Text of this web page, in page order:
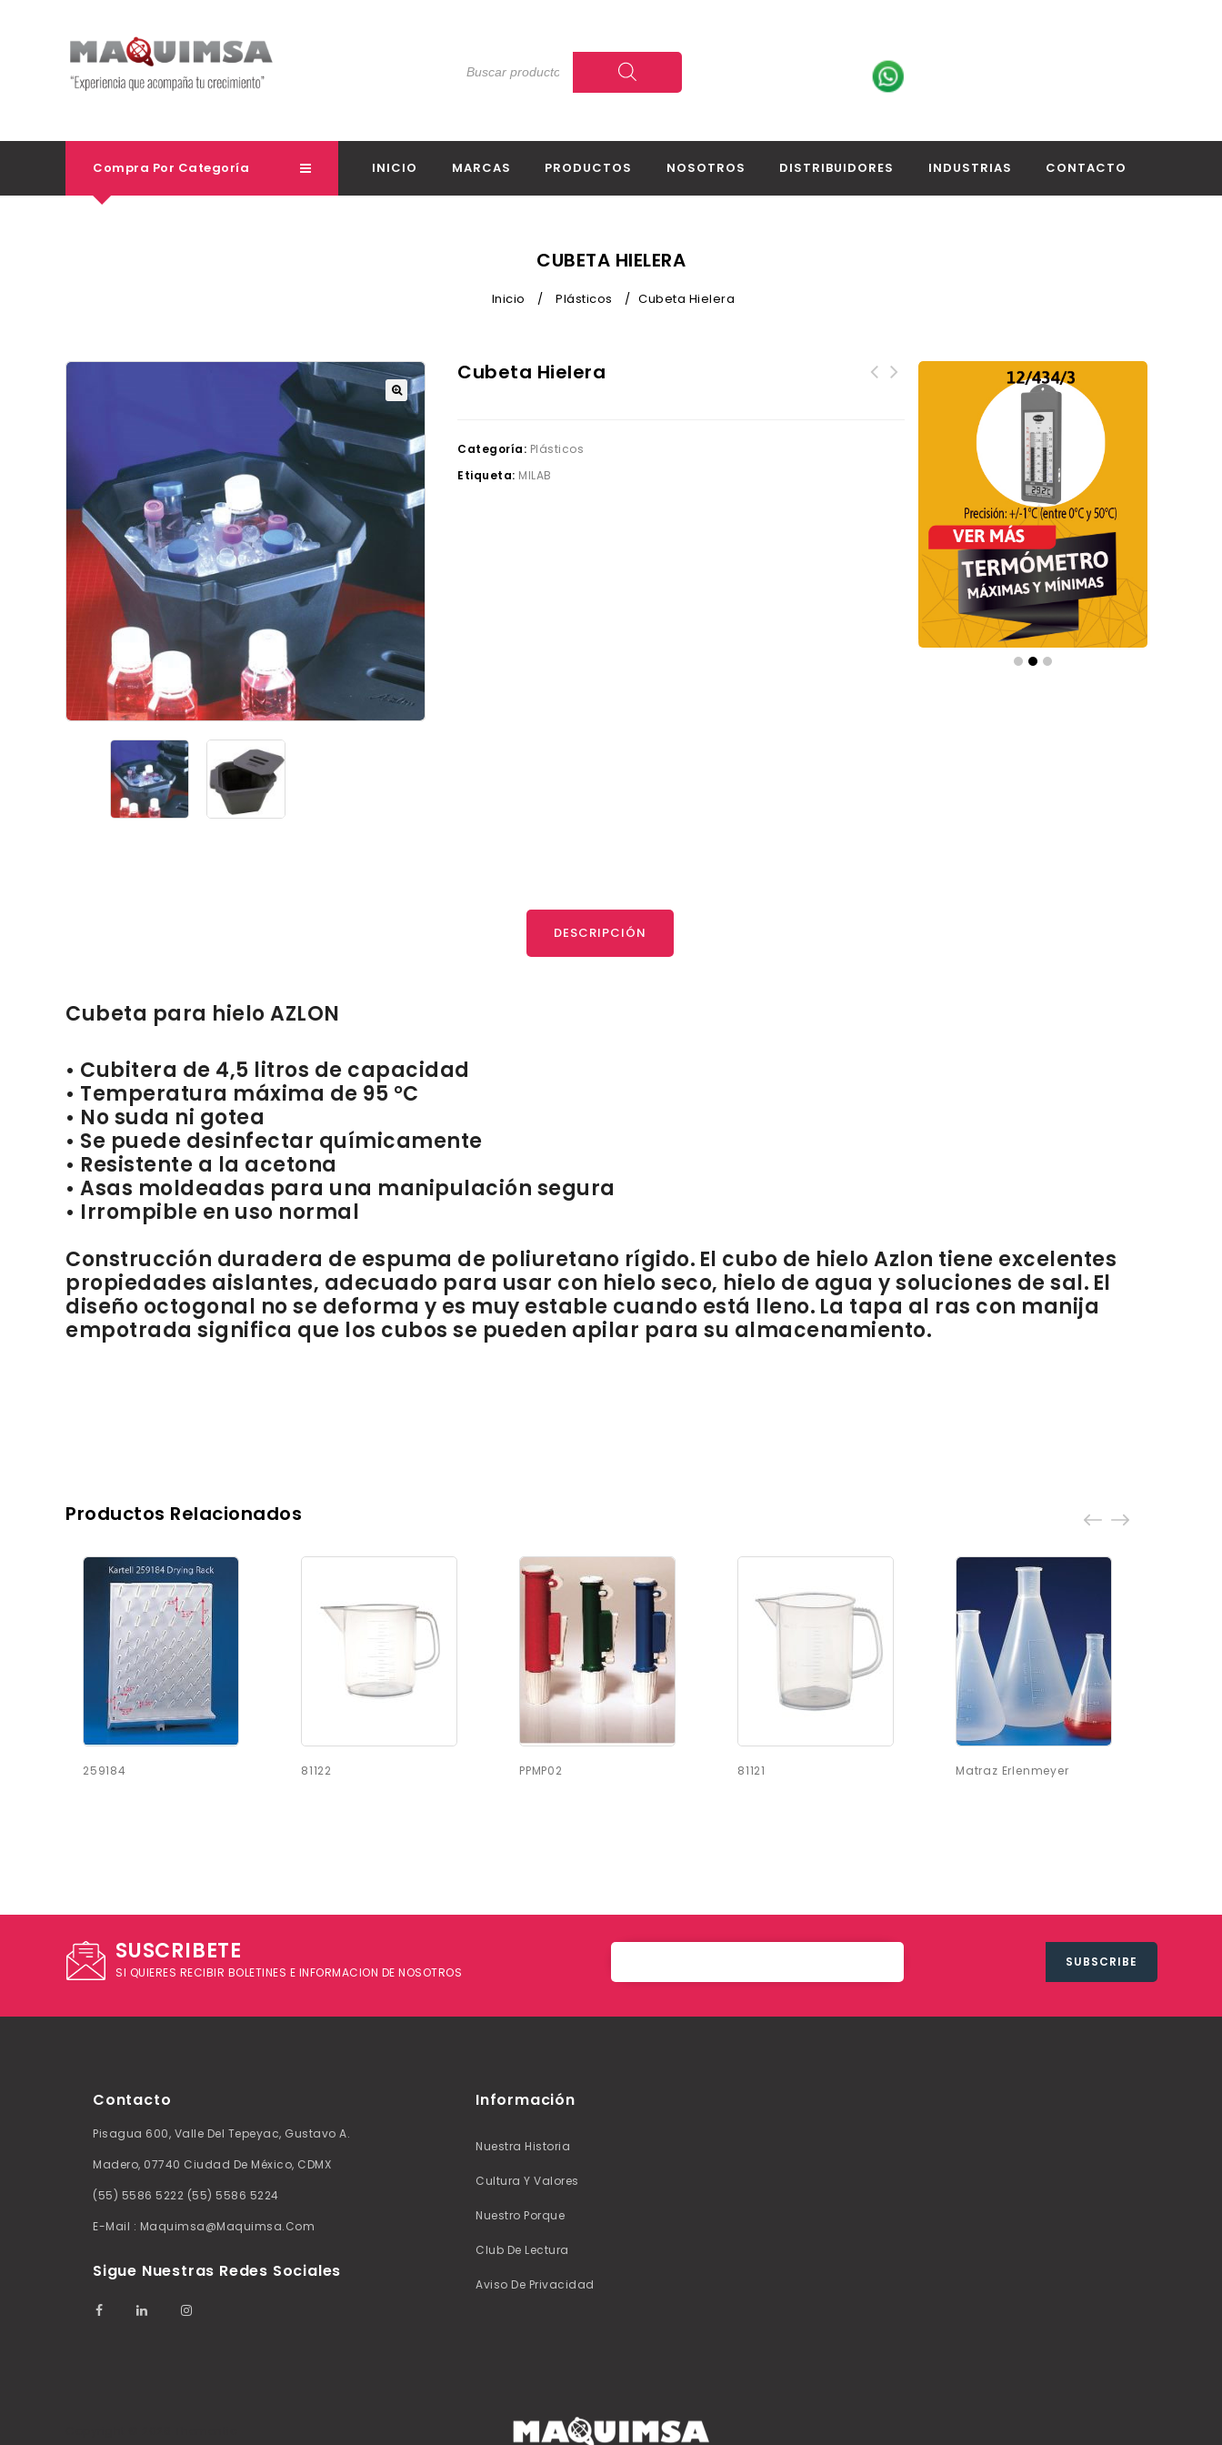
Compra Por Categoría INICIO MARCAS PRODUCTOS NOSOTROS DISTRIBUIDORES INDUSTRIAS CONTACTO
CUBETA HIELERA
Inicio / Plásticos / Cubeta Hielera
Cubeta Hielera
Categoría: Plásticos
Etiqueta: MILAB
DESCRIPCIÓN
Cubeta para hielo AZLON
• Cubitera de 4,5 litros de capacidad
• Temperatura máxima de 95 °C
• No suda ni gotea
• Se puede desinfectar químicamente
• Resistente a la acetona
• Asas moldeadas para una manipulación segura
• Irrompible en uso normal
Construcción duradera de espuma de poliuretano rígido. El cubo de hieloAzlon tiene excelentes
propiedades aislantes, adecuado para usar con hielo seco, hielo de agua y soluciones de sal. El
diseño octogonal no se deforma y es muy estable cuando está lleno. La tapa al ras con manija
empotrada significa que los cubos se pueden apilar para su almacenamiento.
Productos Relacionados
259184 81122 PPMP02 81121 Matraz Erlenmeyer
SUSCRIBETE
SI QUIERES RECIBIR BOLETINES E INFORMACION DE NOSOTROS
Contacto
Pisagua 600, Valle Del Tepeyac, Gustavo A.
Madero, 07740 Ciudad De México, CDMX
(55) 5586 5222 (55) 5586 5224
E-Mail : Maquimsa@maquimsa.com
Sigue Nuestras Redes Sociales
Información
Nuestra Historia
Cultura Y Valores
Nuestro Porque
Club De Lectura
Aviso De Privacidad